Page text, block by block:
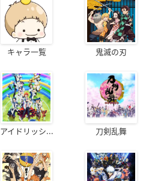
キャラ一覧 鬼滅の刃
アイドリッシ... 刀剣乱舞